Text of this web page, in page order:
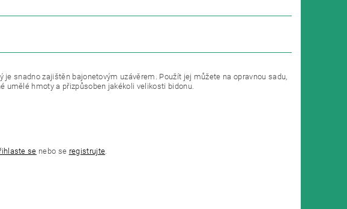
je snadno zajištěn bajonetovým uzávěrem. Použít jej můžete na opravnou sadu,
umělé hmoty a přizpůsoben jakékoli velikosti bidonu.
se nebo se registrujte.